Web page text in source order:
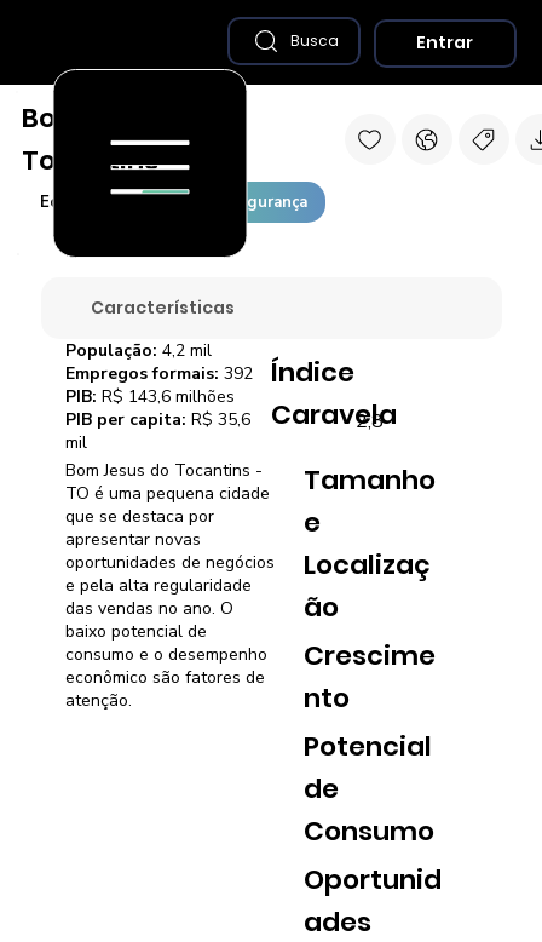
Características
Bom Jesus do Tocantins -
TO é uma pequena cidade
que se destaca por
apresentar novas
oportunidades de negócios
e pela alta regularidade
das vendas no ano. O
baixo potencial de
consumo e o desempenho
econômico são fatores de
atenção.
Índice
Caravela
2,8
Tamanho
e
Localizaç
ão
Crescime
nto
Potencial
de
Consumo
Oportunid
ades
População: 4,2 mil
Empregos formais: 392
PIB: R$ 143,6 milhões
PIB per capita: R$ 35,6
mil
Economia Saúde e Segurança
Bom Jesus do
Tocantins - TO
Busca Entrar